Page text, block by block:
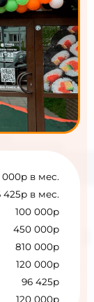
000р в мес.
425р в мес.
100 000р
450 000р
810 000р
120 000р
96 425р
120 000р